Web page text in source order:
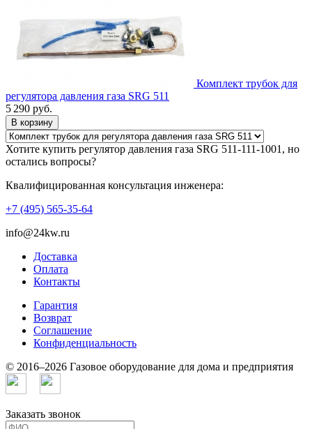
Комплект трубок для
регулятора давления газа SRG 511
5 290 руб.
В корзину
Хотите купить регулятор давления газа SRG 511-111-1001, но
остались вопросы?
Квалифицированная консультация инженера:
+7 (495) 565-35-64
info@24kw.ru
Доставка
Оплата
Контакты
Гарантия
Возврат
Cоглашение
Конфиденциальность
© 2016–2026 Газовое оборудование для дома и предприятия
Заказать звонок